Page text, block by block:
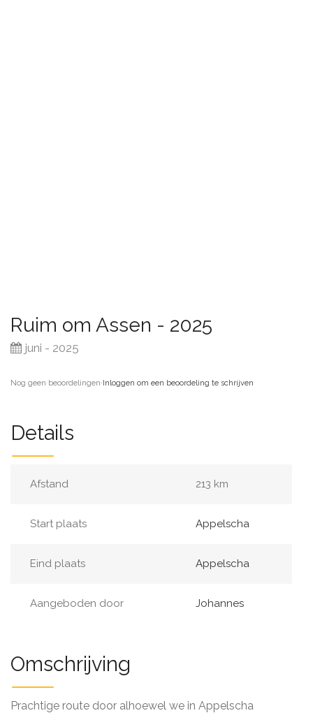
Ruim om Assen - 2025
juni - 2025
Nog geen beoordelingen·Inloggen om een beoordeling te schrijven
Details
Afstand 213 km
Start plaats Appelscha
Eind plaats Appelscha
Aangeboden door Johannes
Omschrijving
Prachtige route door alhoewel we in Appelscha